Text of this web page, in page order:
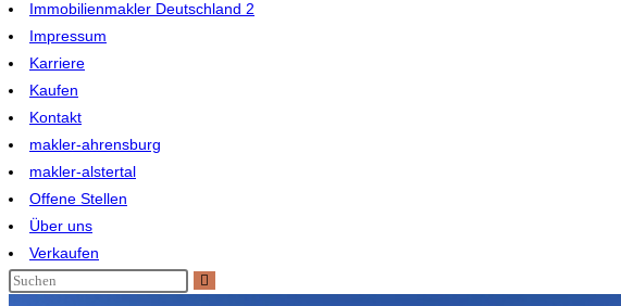
Immobilienmakler Deutschland 2
Impressum
Karriere
Kaufen
Kontakt
makler-ahrensburg
makler-alstertal
Offene Stellen
Über uns
Verkaufen